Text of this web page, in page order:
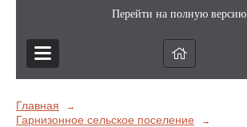
Перейти на полную версию
Главная →
Гарнизонное сельское поселение →